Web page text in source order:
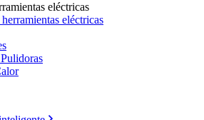
eléctricas
eléctricas